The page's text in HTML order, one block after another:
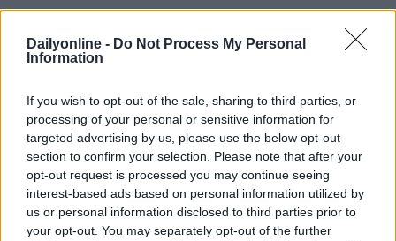
Dailyonline - Do Not Process My Personal
Information
If you wish to opt-out of the sale, sharing to third parties, or
processing of your personal or sensitive information for
targeted advertising by us, please use the below opt-out
section to confirm your selection. Please note that after your
opt-out request is processed you may continue seeing
interest-based ads based on personal information utilized by
us or personal information disclosed to third parties prior to
your opt-out. You may separately opt-out of the further
Sul nuovo sito whitehorse-creative.comsi può